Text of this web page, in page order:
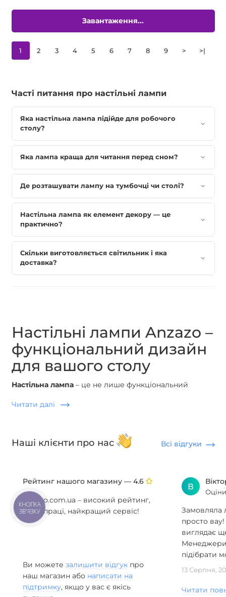
1 2 3 4 5 6 7 8 9 > >|
Завантаження...
Часті питання про настільні лампи
Яка настільна лампа підійде для робочого
столу?
Яка лампа краща для читання перед сном?
Де розташувати лампу на тумбочці чи столі?
Настільна лампа як елемент декору — це
практично?
Скільки виготовляється світильник і яка
доставка?
Настільні лампи Anzazo –
функціональний дизайн
для вашого столу
Настільна лампа– це не лише функціональний
акцент, що змінює атмосферу в кімнаті. В ANZAZO ви
та скандинавський.
Призначення: для читання – рівномірне
яскраве світло; для декору – тепле м'яке
Розмір:великі лампи для просторих столів і
кабінетів, компактні – для прикроватної
тумбочки
підбирайте лампу, що доповнює інтер'єр
регульована яскравість – зручно для
різних задач
У цьому розділі зручно шукати модель під конкретну
Читати далі
Наші клієнти про нас Всі відгуки
Рейтинг нашого магазину — 4.6
Anzazo.com.ua – високий рейтинг,
роки праці, найкращий сервіс!
Ви можете залишити відгук про
наш магазин або написати на
підтримку, якщо у вас є якісь
В
Замовляла
просто
виглядає
Менеджери
підібрати
13 Серпня,
Читати
КНОПКА
ЗВ'ЯЗКУ